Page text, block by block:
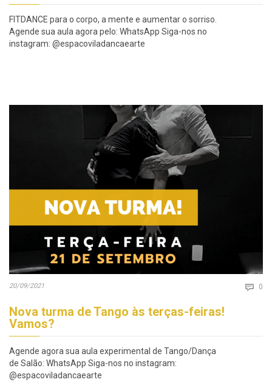
FITDANCE para o corpo, a mente e aumentar o sorriso.
Agende sua aula agora pelo: WhatsApp Siga-nos no
instagram: @espacoviladancaearte
20/09/2021  0
Nova turma de Tango às terças-feiras!
Vamos?
Agende agora sua aula experimental de Tango/Dança
de Salão: WhatsApp Siga-nos no instagram:
@espacoviladancaearte